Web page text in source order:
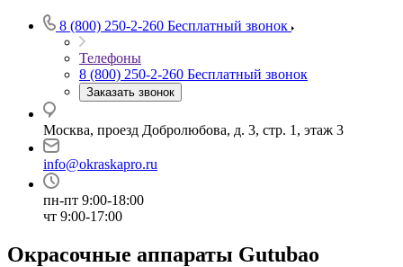
8 (800) 250-2-260 Бесплатный звонок
Телефоны
8 (800) 250-2-260 Бесплатный звонок
Заказать звонок
Москва, проезд Добролюбова, д. 3, стр. 1, этаж 3
info@okraskapro.ru
пн-пт 9:00-18:00
чт 9:00-17:00
Окрасочные аппараты Gutubao